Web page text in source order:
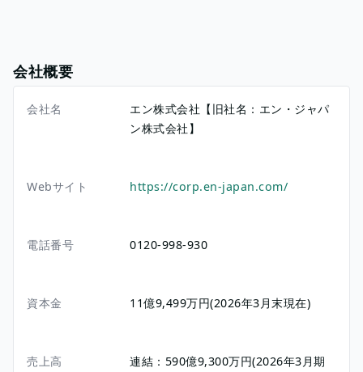
会社概要
会社名
エン株式会社【旧社名：エン・ジャパ
ン株式会社】
Webサイト https://corp.en-japan.com/
電話番号 0120-998-930
資本金 11億9,499万円(2026年3月末現在)
売上高
連結：590億9,300万円(2026年3月期